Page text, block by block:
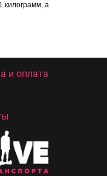
килограмм, а
и оплата